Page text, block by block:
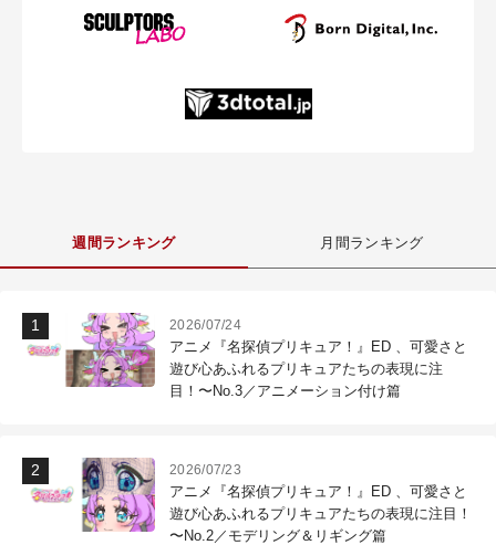
週間ランキング 月間ランキング
2026/07/24
アニメ『名探偵プリキュア！』ED 、可愛さと
遊び心あふれるプリキュアたちの表現に注
目！〜No.3／アニメーション付け篇
2026/07/23
アニメ『名探偵プリキュア！』ED 、可愛さと
遊び心あふれるプリキュアたちの表現に注目！
〜No.2／モデリング＆リギング篇